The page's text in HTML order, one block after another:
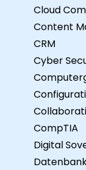
Cloud
Content
CRM
Cyber
CompTIA
Digital